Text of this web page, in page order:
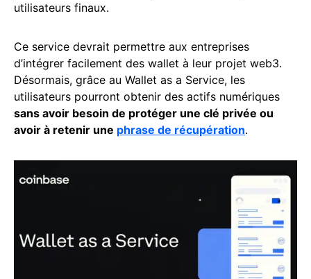
utilisateurs finaux.
Ce service devrait permettre aux entreprises
d’intégrer facilement des wallet à leur projet web3.
Désormais, grâce au Wallet as a Service, les
utilisateurs pourront obtenir des actifs numériques
sans avoir besoin de protéger une clé privée ou
avoir à retenir une phrase de récupération.